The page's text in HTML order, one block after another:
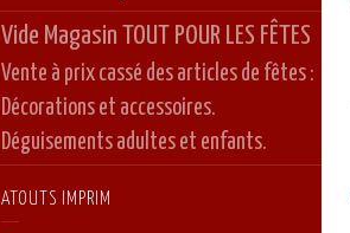
Vide Magasin TOUT POUR LES FÊTES
Vente à prix cassé des articles de fêtes :
Décorations et accessoires.
Déguisements adultes et enfants.
ATOUTS IMPRIM